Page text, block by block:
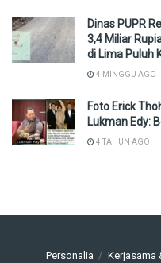
Dinas PUPR
3,4 Miliar
di Lima Puluh
4 MINGGU AGO
Foto Erick
Lukman Edy:
4 TAHUN AGO
Personalia Kerjasama